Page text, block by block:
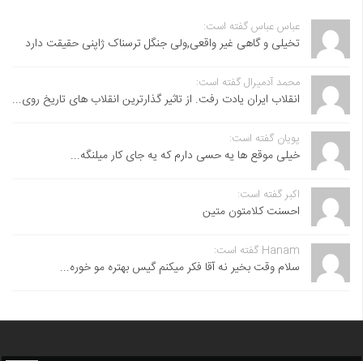
عباس عباس گفته است:
تخیلی و گاهی غیر واقعی,ولی جنگل ترسناک ژاپنی حقیقت دارد
محمد آدمیرال گفته است:
انقلاب ایران یادت رفت. از تاثیر گذارترین انقلاب های تاریخ روی...
پویان گفته است:
خیلی موقع ها یه حسی دارم که یه جای کار میلنگه...
اکبر گفته است:
احسنت ‌کلامتون متین
Hanam گفته است:
سلام وقت بخیر نه آقا فکر میکنم گیس بهتره مو خوره...